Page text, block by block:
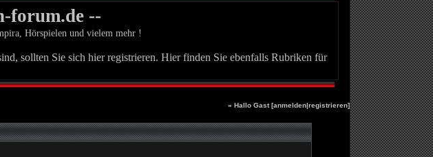
forum.de --
Hörspielen und vielem mehr !
sollten Sie sich hier registrieren. Hier finden Sie ebenfalls Rubriken für
» Hallo Gast [anmelden|registrieren]